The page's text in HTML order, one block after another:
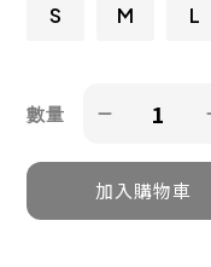
S M L
數量